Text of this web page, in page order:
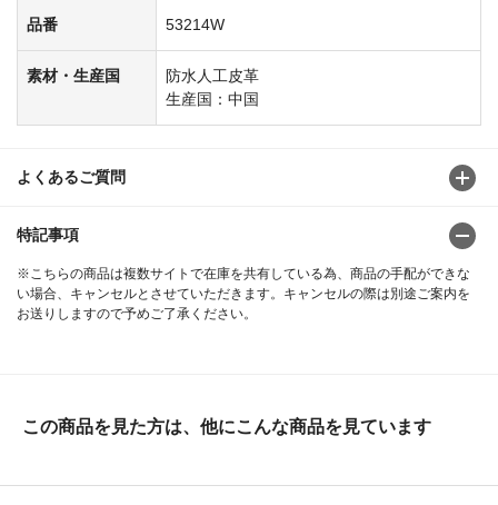
品番 53214W
素材・生産国
防水人工皮革
生産国：中国
よくあるご質問
特記事項
※こちらの商品は複数サイトで在庫を共有している為、商品の手配ができな
い場合、キャンセルとさせていただきます。キャンセルの際は別途ご案内を
お送りしますので予めご了承ください。
この商品を見た方は、他にこんな商品を見ています